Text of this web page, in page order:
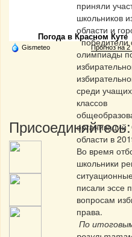
Частная
Погода в Красном Куте
Gismeteo Прогноз на
Присоединяйтесь:
приняли
школьников
области и
победители
олимпиады
среди
классов
организаций
области в
Во время
школьники
писали эссе
вопросам
права.
По